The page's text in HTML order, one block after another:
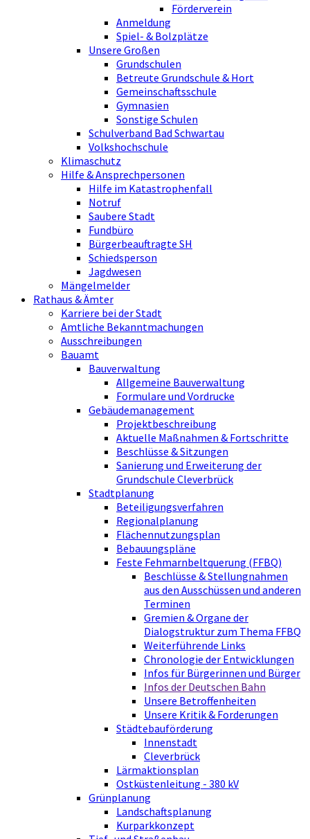
Förderverein
Anmeldung
Spiel- & Bolzplätze
Unsere Großen
Grundschulen
Betreute Grundschule & Hort
Gemeinschaftsschule
Gymnasien
Sonstige Schulen
Schulverband Bad Schwartau
Volkshochschule
Klimaschutz
Hilfe & Ansprechpersonen
Hilfe im Katastrophenfall
Notruf
Saubere Stadt
Fundbüro
Bürgerbeauftragte SH
Schiedsperson
Jagdwesen
Mängelmelder
Rathaus & Ämter
Karriere bei der Stadt
Amtliche Bekanntmachungen
Ausschreibungen
Bauamt
Bauverwaltung
Allgemeine Bauverwaltung
Formulare und Vordrucke
Gebäudemanagement
Projektbeschreibung
Aktuelle Maßnahmen & Fortschritte
Beschlüsse & Sitzungen
Sanierung und Erweiterung der
Grundschule Cleverbrück
Stadtplanung
Beteiligungsverfahren
Regionalplanung
Flächennutzungsplan
Bebauungspläne
Feste Fehmarnbeltquerung (FFBQ)
Beschlüsse & Stellungnahmen
aus den Ausschüssen und anderen
Terminen
Gremien & Organe der
Dialogstruktur zum Thema FFBQ
Weiterführende Links
Chronologie der Entwicklungen
Infos für Bürgerinnen und Bürger
Infos der Deutschen Bahn
Unsere Betroffenheiten
Unsere Kritik & Forderungen
Städtebauförderung
Innenstadt
Cleverbrück
Lärmaktionsplan
Ostküstenleitung - 380 kV
Grünplanung
Landschaftsplanung
Kurparkkonzept